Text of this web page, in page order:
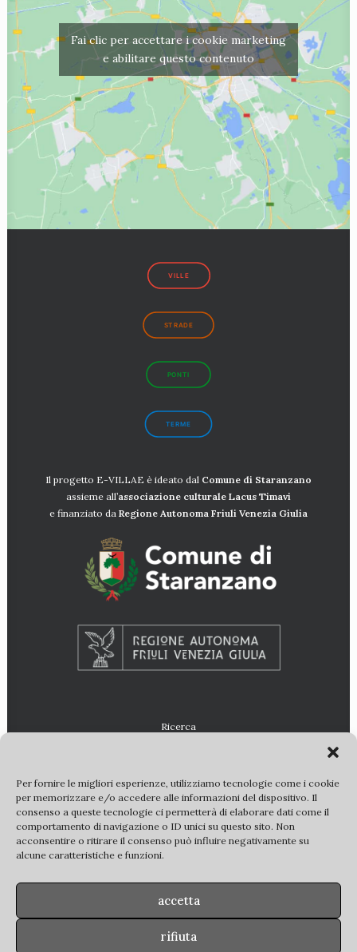
Per fornire le migliori esperienze, utilizziamo tecnologie come i cookie
per memorizzare e/o accedere alle informazioni del dispositivo. Il
consenso a queste tecnologie ci permetterà di elaborare dati come il
comportamento di navigazione o ID unici su questo sito. Non
acconsentire o ritirare il consenso può influire negativamente su
alcune caratteristiche e funzioni.
accetta
rifiuta
Fai clic per accettare i cookie marketing
e abilitare questo contenuto
VILLE
STRADE
PONTI
TERME
Il progetto E-VILLAE è ideato dal Comune di Staranzano
assieme all’associazione culturale Lacus Timavi
e finanziato da Regione Autonoma Friuli Venezia Giulia
Ricerca
© 2022 E-VILLAE. Tutti i diritti riservati |
riproduzioni delle immagini sono regolate dalla vigente